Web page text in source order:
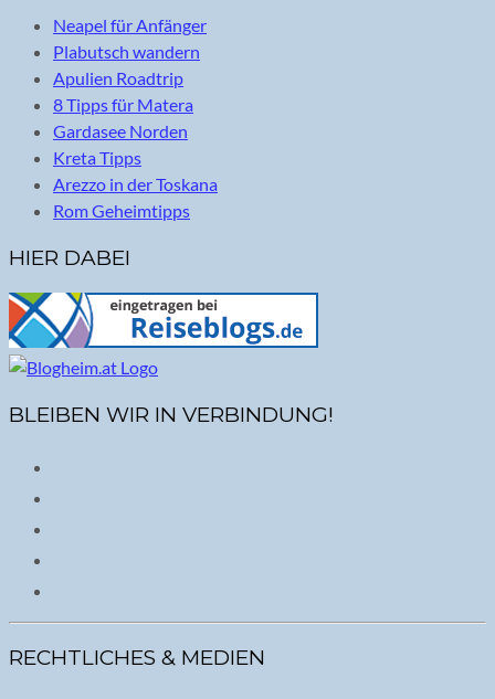
Neapel für Anfänger
Plabutsch wandern
Apulien Roadtrip
8 Tipps für Matera
Gardasee Norden
Kreta Tipps
Arezzo in der Toskana
Rom Geheimtipps
HIER DABEI
BLEIBEN WIR IN VERBINDUNG!
RECHTLICHES & MEDIEN